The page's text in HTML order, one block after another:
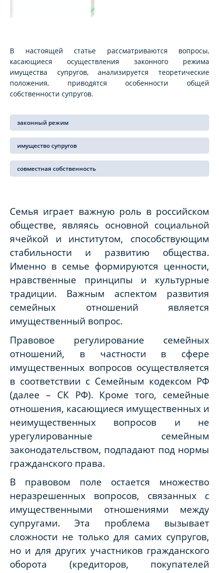
В настоящей статье рассматриваются вопросы,
касающиеся осуществления законного режима
имущества супругов, анализируется теоретические
положения, приводятся особенности общей
собственности супругов.
законный режим
имущество супругов
совместная собственность
Семья играет важную роль в российском
обществе, являясь основной социальной
ячейкой и институтом, способствующим
стабильности и развитию общества.
Именно в семье формируются ценности,
нравственные принципы и культурные
традиции. Важным аспектом развития
семейных отношений является
имущественный вопрос.
Правовое регулирование семейных
отношений, в частности в сфере
имущественных вопросов осуществляется
в соответствии с Семейным кодексом РФ
(далее – СК РФ). Кроме того, семейные
отношения, касающиеся имущественных и
неимущественных вопросов и не
урегулированные семейным
законодательством, подпадают под нормы
гражданского права.
В правовом поле остается множество
неразрешенных вопросов, связанных с
имущественными отношениями между
супругами. Эта проблема вызывает
сложности не только для самих супругов,
но и для других участников гражданского
оборота (кредиторов, покупателей